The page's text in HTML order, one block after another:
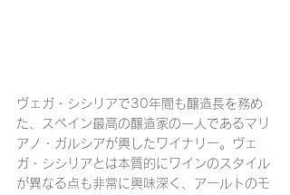
ヴェガ・シシリアで30年間も醸造長を務め
た、スペイン最高の醸造家の一人であるマリ
アノ・ガルシアが興したワイナリー。ヴェ
ガ・シシリアとは本質的にワインのスタイル
が異なる点も非常に興味深く、アールトのモ